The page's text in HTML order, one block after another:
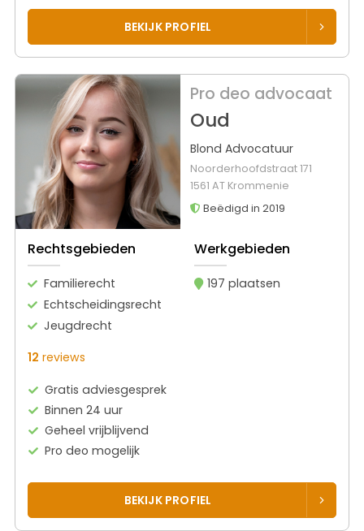
BEKIJK PROFIEL
Pro deo advocaat
Oud
Blond Advocatuur
Noorderhoofdstraat 171
1561 AT Krommenie
Beëdigd in 2019
Rechtsgebieden
Familierecht
Echtscheidingsrecht
Jeugdrecht
Werkgebieden
197 plaatsen
12 reviews
Gratis adviesgesprek
Binnen 24 uur
Geheel vrijblijvend
Pro deo mogelijk
BEKIJK PROFIEL